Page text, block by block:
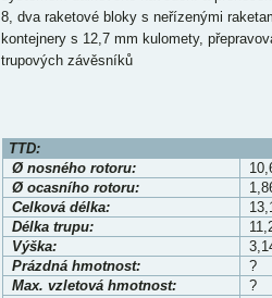
8, dva raketové bloky s neřízenými
kontejnery s 12,7 mm kulomety,
trupových závěsníků
TTD:
Ø nosného rotoru:
Ø ocasního rotoru:
Celková délka:
Délka trupu:
Výška:
Prázdná hmotnost:
?
Max. vzletová hmotnost:
?